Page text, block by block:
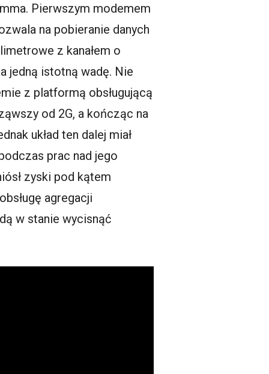
Pierwszym modemem
na pobieranie danych
z kanałem o
jedną istotną wadę. Nie
z platformą obsługującą
od 2G, a kończąc na
układ ten dalej miał
prac nad jego
zyski pod kątem
agregacji
w stanie wycisnąć